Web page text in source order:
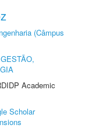
(Câmpus
Academic
Scholar